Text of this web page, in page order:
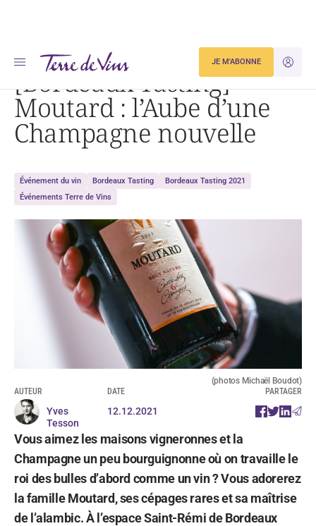
JE
JE M'ABONNE
Accueil [Bordeaux Tasting] Moutard : l’Aube d’une Champagne nouvelle
[Bordeaux Tasting]
Moutard : l’Aube d’une
Champagne nouvelle
Événement du vin Bordeaux Tasting
Bordeaux Tasting 2021
Événements Terre de Vins
(photos Michaël Boudot)
AUTEUR
Yves
Tesson
DATE
12.12.2021
PARTAGER
Vous aimez les maisons vigneronnes et la
Champagne un peu bourguignonne où on travaille le
roi des bulles d’abord comme un vin ? Vous adorerez
la famille Moutard, ses cépages rares et sa maîtrise
de l’alambic. À l’espace Saint-Rémi de Bordeaux